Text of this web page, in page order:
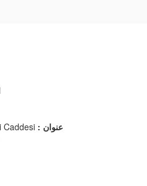
عنوان : Caddesi